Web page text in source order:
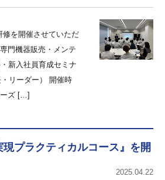
修を開催させていただ
門機器販売・メンテ
新入社員育成セミナ
リーダー） 開催時
ーズ […]
プラクティカルコース』を開
2025.04.22